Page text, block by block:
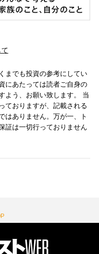
までも投資の参考にしてい
にあたっては読者ご自身の
よう、お願い致します。 当
ておりますが、記載される
はありません。万が一、ト
証は一切行っておりません